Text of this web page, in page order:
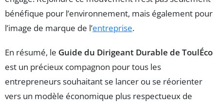
bénéfique pour l’environnement, mais également pour
l’image de marque de l’entreprise.
En résumé, le Guide du Dirigeant Durable de ToulÉco
est un précieux compagnon pour tous les
entrepreneurs souhaitant se lancer ou se réorienter
vers un modèle économique plus respectueux de